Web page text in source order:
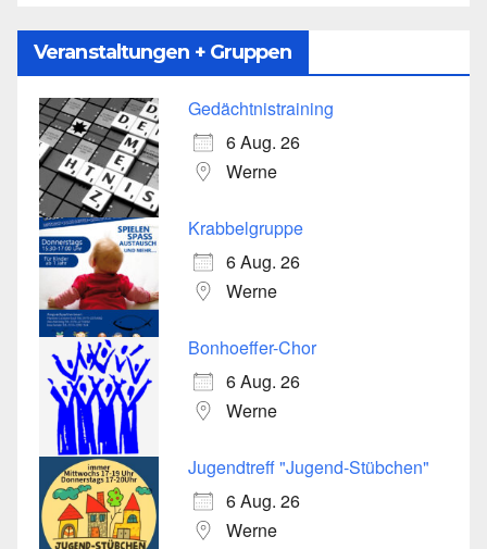
Veranstaltungen + Gruppen
Gedächtnistraining
6 Aug. 26
Werne
Krabbelgruppe
6 Aug. 26
Werne
Bonhoeffer-Chor
6 Aug. 26
Werne
Jugendtreff "Jugend-Stübchen"
6 Aug. 26
Werne